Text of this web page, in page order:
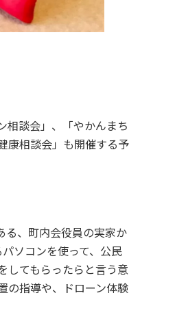
相談会」、「やかんまち
康相談会」も開催する予
る、町内会役員の実家か
ソコンを使って、公民
してもらったらと言う意
の指導や、ドローン体験